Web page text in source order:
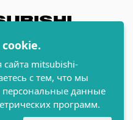
и морские
Mitsubishi
сайта
mitsubishi-
с тем, что мы
данные
программ.